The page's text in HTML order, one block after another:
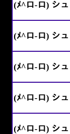
(ﾒ^ロ-ロ) シ
(ﾒ^ロ-ロ) シ
(ﾒ^ロ-ロ) シ
(ﾒ^ロ-ロ) シ
(ﾒ^ロ-ロ) シ